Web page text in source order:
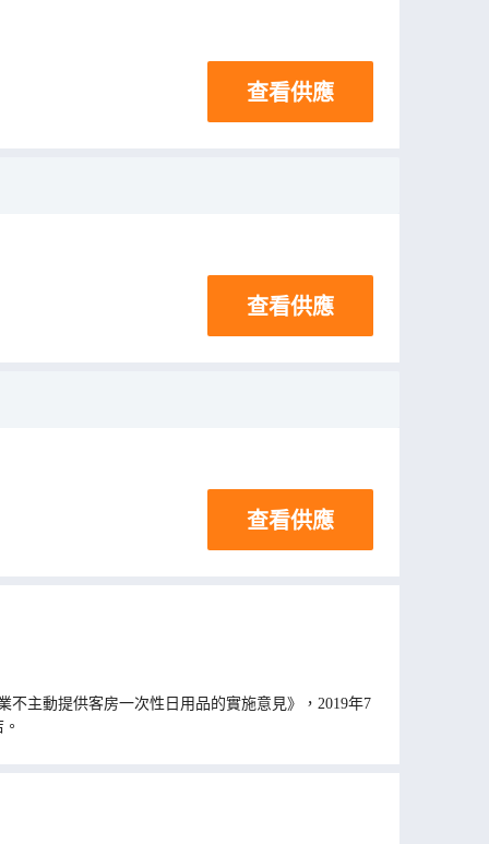
查看供應
查看供應
查看供應
主動提供客房一次性日用品的實施意見》，2019年7